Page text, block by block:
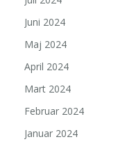
Juni 2024
Maj 2024
April 2024
Mart 2024
Februar 2024
Januar 2024